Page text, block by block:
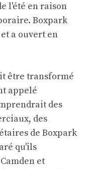
l'été en raison
Boxpark
a ouvert en
être transformé
appelé
des
des
de Boxpark
qu'ils
et